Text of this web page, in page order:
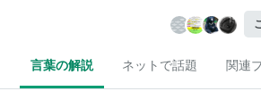
言葉の解説 ネットで話題 関連